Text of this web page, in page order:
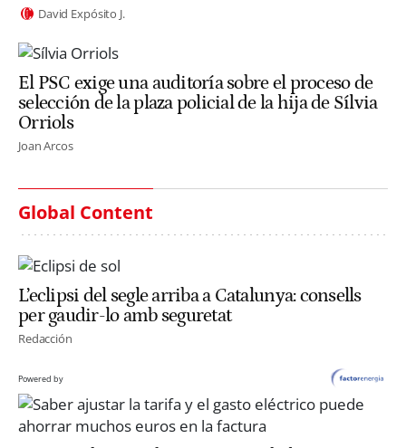
David Expósito J.
El PSC exige una auditoría sobre el proceso de
selección de la plaza policial de la hija de Sílvia
Orriols
Joan Arcos
Global Content
L’eclipsi del segle arriba a Catalunya: consells
per gaudir-lo amb seguretat
Redacción
Powered by